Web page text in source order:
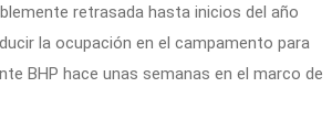
retrasada hasta inicios del año
la ocupación en el campamento para
BHP hace unas semanas en el marco de